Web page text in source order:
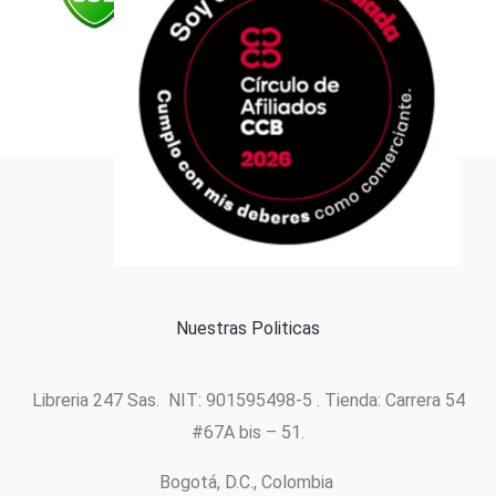
Formas de pago
Nuestras Politicas
Libreria 247 Sas. NIT: 901595498-5 . Tienda: Carrera 54
#67A bis – 51.
Bogotá, D.C., Colombia